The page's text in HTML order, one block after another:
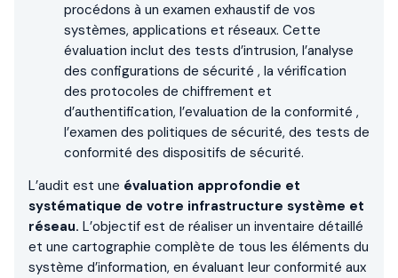
procédons à un examen exhaustif de vos
systèmes, applications et réseaux. Cette
évaluation inclut des tests d’intrusion, l’analyse
des configurations de sécurité , la vérification
des protocoles de chiffrement et
d’authentification, l’evaluation de la conformité ,
l’examen des politiques de sécurité, des tests de
conformité des dispositifs de sécurité.
L’audit est une évaluation approfondie et
systématique de votre infrastructure système et
réseau. L’objectif est de réaliser un inventaire détaillé
et une cartographie complète de tous les éléments du
système d’information, en évaluant leur conformité aux